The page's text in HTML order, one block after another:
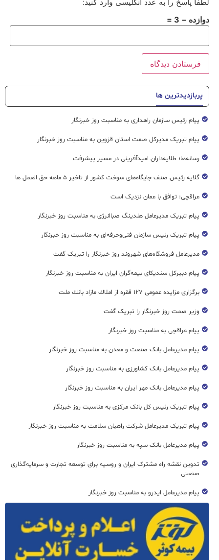
دوازده − 3 =
پربازدیدترین ها
پیام رئیس سازمان راهداری به مناسبت روز خبرنگار
پیام تبریک مدیرکل صمت استان قزوین به مناسبت روز خبرنگار
رسانه‌ها؛ طلایه‌داران امیدآفرینی در مسیر پیشرفت
گلایه رئیس صنف جایگاه‌های سوخت کشور از تاخیر ۵ ماهه حق العمل ها
عراقچی: توافق با عمان نزدیک است
پیام تبریک مدیرعامل هلدینگ صباانرژی به مناسبت روز خبرنگار
پیام تبریک رئیس سازمان فنی‌و‌حرفه‌ای به مناسبت روز خبرنگار
مدیرعامل فروشگاه‌های شهروند روز خبرنگار را تبریک گفت
پیام دبیرکل سندیکای بیمه‌گران ایران به مناسبت روز خبرنگار
برگزاری مزایده عمومی ۱۲۷ فقره از املاك مازاد بانك ملت
وزیر صمت روز خبرنگار را تبریک گفت
پیام عراقچی به مناسبت روز خبرنگار
پیام مدیرعامل بانک صنعت و معدن به مناسبت روز خبرنگار
پیام مدیرعامل بانک کشاورزی به مناسبت روز خبرنگار
پیام مدیرعامل بانک مهر ایران به مناسبت روز خبرنگار
پیام تبریک رئیس کل بانک مرکزی به مناسبت روز خبرنگار
پیام تبریک مدیرعامل شرکت راهیان سلامت به مناسبت روز خبرنگار
پیام مدیرعامل بانک سپه به مناسبت روز خبرنگار
تدوین نقشه راه مشترک ایران و روسیه برای توسعه تجارت و سرمایه‌گذاری
صنعتی
پیام مدیرعامل ایدرو به مناسبت روز خبرنگار